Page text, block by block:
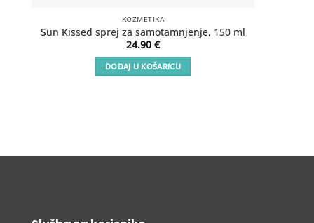
KOZMETIKA
Sun Kissed sprej za samotamnjenje, 150 ml
24.90 €
DODAJ U KOŠARICU